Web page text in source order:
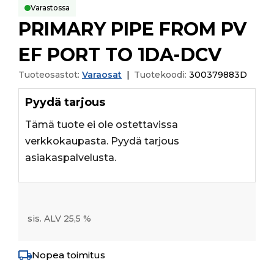
Varastossa
PRIMARY PIPE FROM PV
EF PORT TO 1DA-DCV
Tuoteosastot: Varaosat Tuotekoodi: 300379883D
Pyydä tarjous
Tämä tuote ei ole ostettavissa
verkkokaupasta. Pyydä tarjous
asiakaspalvelusta.
sis. ALV 25,5 %
Nopea toimitus